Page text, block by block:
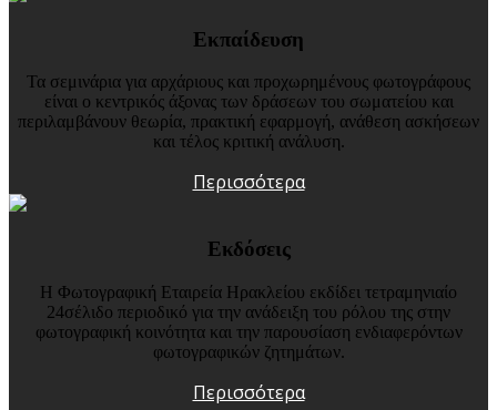
Εκπαίδευση
Τα σεμινάρια για αρχάριους και προχωρημένους φωτογράφους
είναι ο κεντρικός άξονας των δράσεων του σωματείου και
περιλαμβάνουν θεωρία, πρακτική εφαρμογή, ανάθεση ασκήσεων
και τέλος κριτική ανάλυση.
Περισσότερα
Εκδόσεις
Η Φωτογραφική Εταιρεία Ηρακλείου εκδίδει τετραμηνιαίο
24σέλιδο περιοδικό για την ανάδειξη του ρόλου της στην
φωτογραφική κοινότητα και την παρουσίαση ενδιαφερόντων
φωτογραφικών ζητημάτων.
Περισσότερα